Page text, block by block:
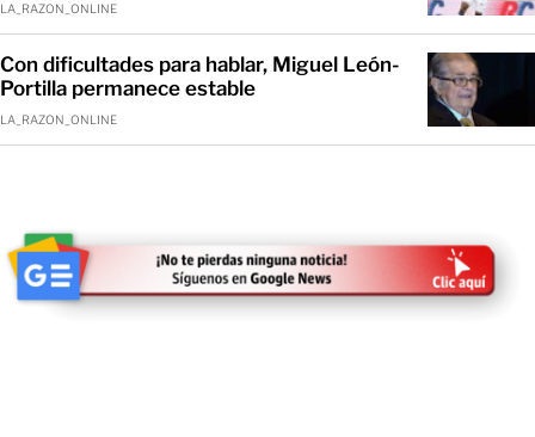
LA_RAZON_ONLINE
Con dificultades para hablar, Miguel León-
Portilla permanece estable
LA_RAZON_ONLINE